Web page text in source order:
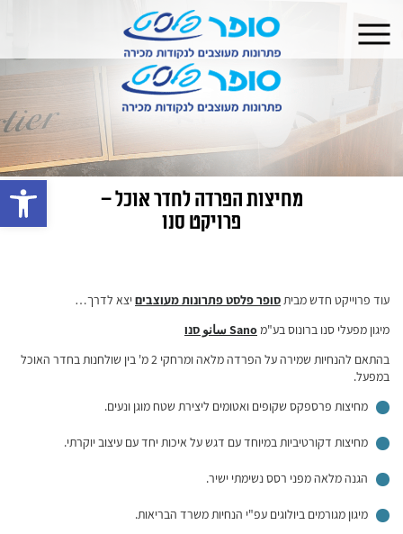
מחיצות הפרדה לחדר אוכל –
פרויקט סנו
עוד פרוייקט חדש מביתסופר פלסט פתרונות מעוצביםיצא לדרך…
מיגון מפעלי סנו ברונוס בע"מ Sano سانو סנו
בהתאם להנחיות שמירה על הפרדה מלאה ומרחקי 2 מ' בין שולחנות בחדר האוכל
במפעל.
מחיצות פרספקס שקופים ואטומים ליצירת שטח מוגן ונעים.
מחיצות דקורטיביות במיוחד עם דגש על איכות יחד עם עיצוב יוקרתי.
הגנה מלאה מפני רסס נשימתי ישיר.
מיגון מגורמים ביולוגים עפ"י הנחיות משרד הבריאות.